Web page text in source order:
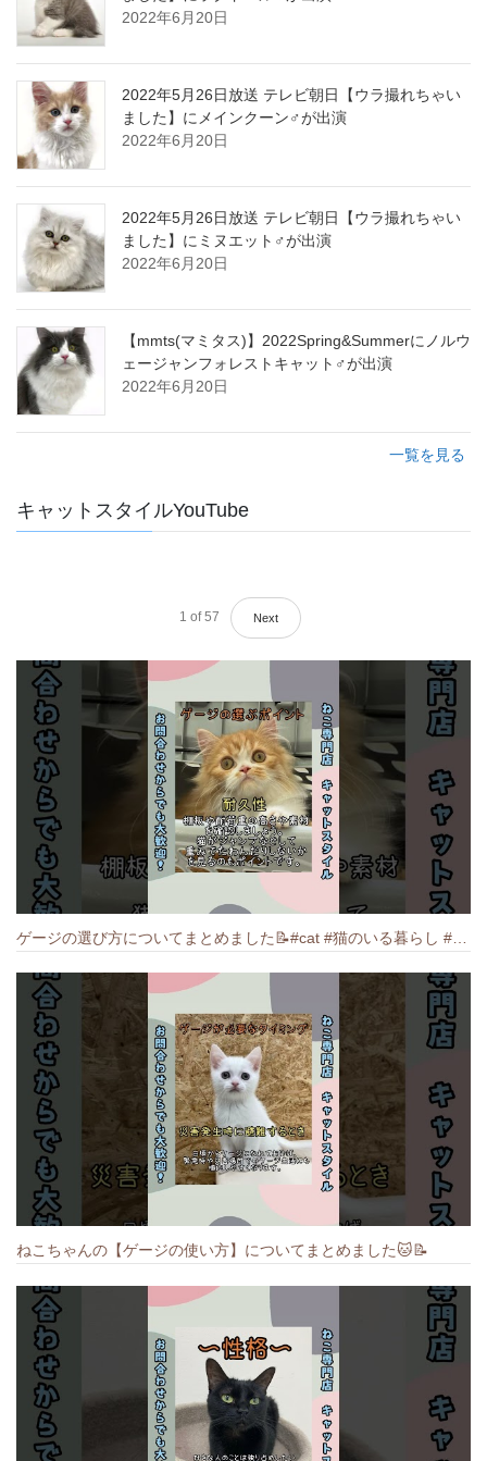
2022年6月20日
2022年5月26日放送 テレビ朝日【ウラ撮れちゃい
ました】にメインクーン♂が出演
2022年6月20日
2022年5月26日放送 テレビ朝日【ウラ撮れちゃい
ました】にミヌエット♂が出演
2022年6月20日
【mmts(マミタス)】2022Spring&Summerにノルウ
ェージャンフォレストキャット♂が出演
2022年6月20日
一覧を見る
キャットスタイルYouTube
1 of 57 Next
ねこちゃんの【ゲージの使い方】についてまとめました️🐱📝